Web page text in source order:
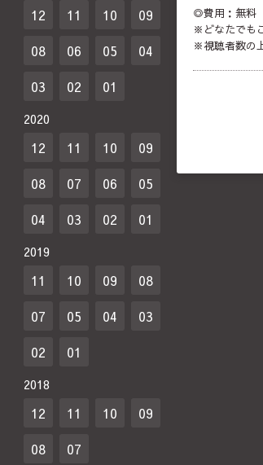
◎費用：無料
※どなたでも
※視聴者数の
12 11 10
09
08
06 05
04
03
02 01
2020
12 11 10
09
08
07 06
05
04
03 02 01
2019
11 10 09
08
07
05 04
03
02
01
2018
12 11 10
09
08
07